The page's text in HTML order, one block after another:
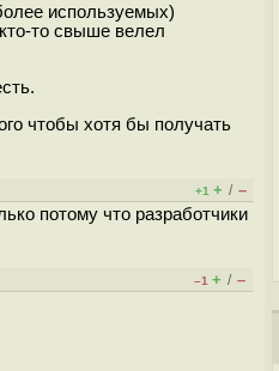
используемых)
то свыше велел
чтобы хотя бы получать
+1 + / –
потому что разработчики
–1 + / –